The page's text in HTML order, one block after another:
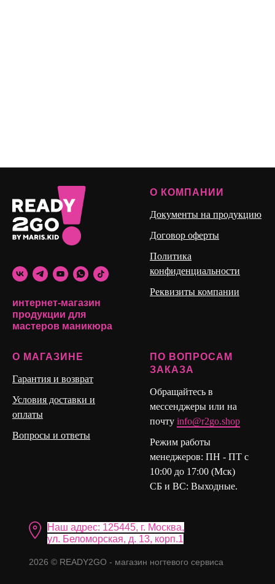
интернет-магазин
продукции для
мастеров маникюра
О КОМПАНИИ
Документы на продукцию
Договор оферты
Политика
конфиденциальности
Реквизиты компании
О МАГАЗИНЕ
Гарантия и возврат
Условия доставки и
оплаты
Вопросы и ответы
ПО ВОПРОСАМ
ЗАКАЗА
Обращайтесь в
мессенджеры или на
почту info@r2go.shop
Режим работы
менеджеров: ПН - ПТ с
10:00 до 17:00 (Мск)
СБ и ВС: Выходные.
Наш адрес: 125445, г. Москва,
ул. Бело морская, д. 13, корп.1
2026 © READY2GO - магазин ногтевого сервиса